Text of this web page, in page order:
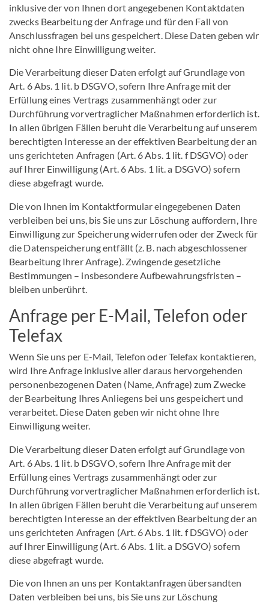
inklusive der von Ihnen dort angegebenen Kontaktdaten
zwecks Bearbeitung der Anfrage und für den Fall von
Anschlussfragen bei uns gespeichert. Diese Daten geben wir
nicht ohne Ihre Einwilligung weiter.
Die Verarbeitung dieser Daten erfolgt auf Grundlage von
Art. 6 Abs. 1 lit. b DSGVO, sofern Ihre Anfrage mit der
Erfüllung eines Vertrags zusammenhängt oder zur
Durchführung vorvertraglicher Maßnahmen erforderlich ist.
In allen übrigen Fällen beruht die Verarbeitung auf unserem
berechtigten Interesse an der effektiven Bearbeitung der an
uns gerichteten Anfragen (Art. 6 Abs. 1 lit. f DSGVO) oder
auf Ihrer Einwilligung (Art. 6 Abs. 1 lit. a DSGVO) sofern
diese abgefragt wurde.
Die von Ihnen im Kontaktformular eingegebenen Daten
verbleiben bei uns, bis Sie uns zur Löschung auffordern, Ihre
Einwilligung zur Speicherung widerrufen oder der Zweck für
die Datenspeicherung entfällt (z. B. nach abgeschlossener
Bearbeitung Ihrer Anfrage). Zwingende gesetzliche
Bestimmungen – insbesondere Aufbewahrungsfristen –
bleiben unberührt.
Anfrage per E-Mail, Telefon oder
Telefax
Wenn Sie uns per E-Mail, Telefon oder Telefax kontaktieren,
wird Ihre Anfrage inklusive aller daraus hervorgehenden
personenbezogenen Daten (Name, Anfrage) zum Zwecke
der Bearbeitung Ihres Anliegens bei uns gespeichert und
verarbeitet. Diese Daten geben wir nicht ohne Ihre
Einwilligung weiter.
Die Verarbeitung dieser Daten erfolgt auf Grundlage von
Art. 6 Abs. 1 lit. b DSGVO, sofern Ihre Anfrage mit der
Erfüllung eines Vertrags zusammenhängt oder zur
Durchführung vorvertraglicher Maßnahmen erforderlich ist.
In allen übrigen Fällen beruht die Verarbeitung auf unserem
berechtigten Interesse an der effektiven Bearbeitung der an
uns gerichteten Anfragen (Art. 6 Abs. 1 lit. f DSGVO) oder
auf Ihrer Einwilligung (Art. 6 Abs. 1 lit. a DSGVO) sofern
diese abgefragt wurde.
Die von Ihnen an uns per Kontaktanfragen übersandten
Daten verbleiben bei uns, bis Sie uns zur Löschung